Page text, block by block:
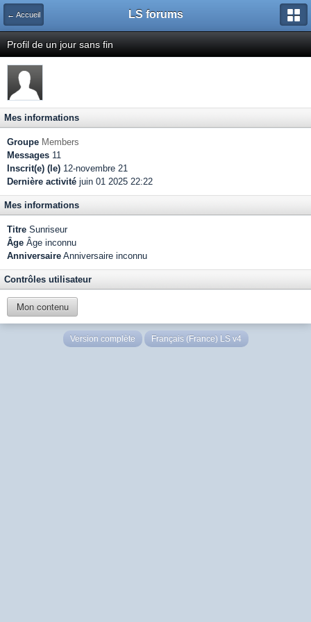
← Accueil LS forums
Profil de un jour sans fin
Mes informations
Groupe Members
Messages 11
Inscrit(e) (le) 12-novembre 21
Dernière activité juin 01 2025 22:22
Mes informations
Titre Sunriseur
Âge Âge inconnu
Anniversaire Anniversaire inconnu
Contrôles utilisateur
Mon contenu
Version complète Français (France) LS v4